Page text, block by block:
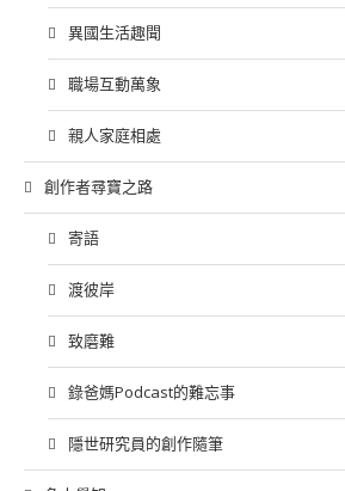
異國生活趣聞
職場互動萬象
親人家庭相處
創作者尋寶之路
寄語
渡彼岸
致磨難
錄爸媽Podcast的難忘事
隱世研究員的創作隨筆